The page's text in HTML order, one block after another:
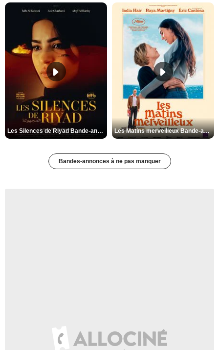
Les Silences de Riyad Bande-annonce VO STFR Les Matins merveilleux Bande-annonce VF
Bandes-annonces à ne pas manquer